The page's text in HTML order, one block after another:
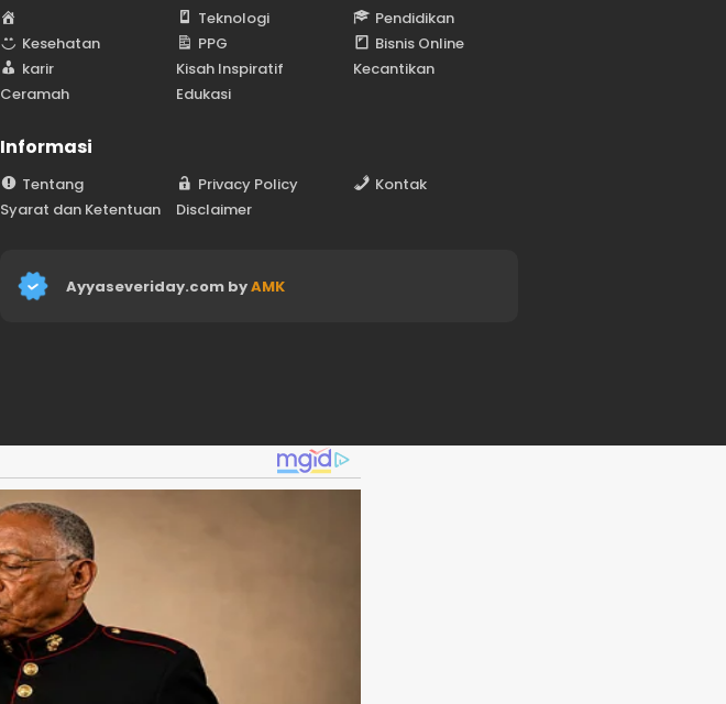
o
m
e
Teknologi
Pendidikan
Kesehatan
PPG
Bisnis Online
karir
Kisah Inspiratif
Kecantikan
Ceramah
Edukasi
Informasi
Tentang Privacy Policy
Kontak
Syarat dan Ketentuan
Disclaimer
Ayyaseveriday.com byAMK